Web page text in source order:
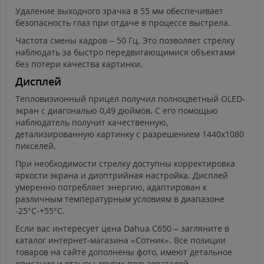
Удаление выходного зрачка в 55 мм обеспечивает
безопасность глаз при отдаче в процессе выстрела.
Частота смены кадров – 50 Гц. Это позволяет стрелку
наблюдать за быстро передвигающимися объектами
без потери качества картинки.
Дисплей
Тепловизионный прицел получил полноцветный OLED-
экран с диагональю 0,49 дюймов. С его помощью
наблюдатель получит качественную,
детализированную картинку с разрешением 1440х1080
пикселей.
При необходимости стрелку доступны корректировка
яркости экрана и диоптрийная настройка. Дисплей
умеренно потребляет энергию, адаптирован к
различным температурным условиям в диапазоне
-25°С-+55°С.
Если вас интересует цена Dahua C650 – загляните в
каталог интернет-магазина «Сотник». Все позиции
товаров на сайте дополнены фото, имеют детальное